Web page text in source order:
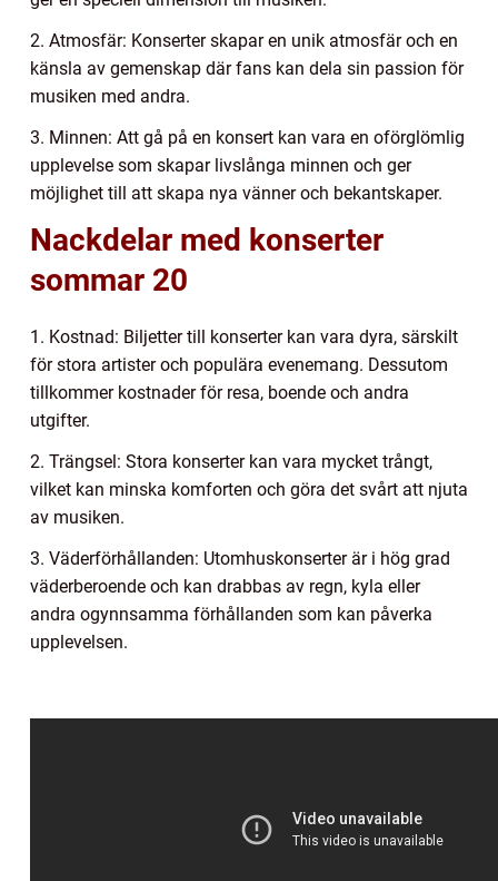
2. Atmosfär: Konserter skapar en unik atmosfär och en
känsla av gemenskap där fans kan dela sin passion för
musiken med andra.
3. Minnen: Att gå på en konsert kan vara en oförglömlig
upplevelse som skapar livslånga minnen och ger
möjlighet till att skapa nya vänner och bekantskaper.
Nackdelar med konserter
sommar 20
1. Kostnad: Biljetter till konserter kan vara dyra, särskilt
för stora artister och populära evenemang. Dessutom
tillkommer kostnader för resa, boende och andra
utgifter.
2. Trängsel: Stora konserter kan vara mycket trångt,
vilket kan minska komforten och göra det svårt att njuta
av musiken.
3. Väderförhållanden: Utomhuskonserter är i hög grad
väderberoende och kan drabbas av regn, kyla eller
andra ogynnsamma förhållanden som kan påverka
upplevelsen.